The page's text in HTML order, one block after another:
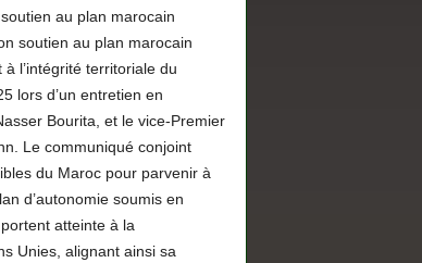
au plan marocain
soutien au plan marocain
l’intégrité territoriale du
lors d’un entretien en
Bourita, et le vice-Premier
Le communiqué conjoint
du Maroc pour parvenir à
d’autonomie soumis en
atteinte à la
Unies, alignant ainsi sa